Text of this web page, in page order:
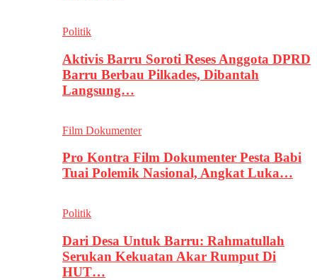
Politik
Aktivis Barru Soroti Reses Anggota DPRD
Barru Berbau Pilkades, Dibantah
Langsung…
Film Dokumenter
Pro Kontra Film Dokumenter Pesta Babi
Tuai Polemik Nasional, Angkat Luka…
Politik
Dari Desa Untuk Barru: Rahmatullah
Serukan Kekuatan Akar Rumput Di
HUT…